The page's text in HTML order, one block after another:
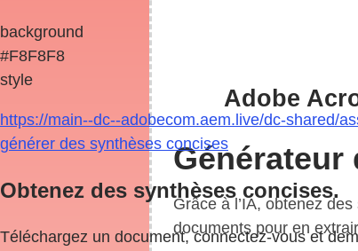
Adobe
Générateur
Grâce à l’IA, obtenez
documents pour en
background
#F8F8F8
style
https://main--dc--adobecom.aem.live/dc-shared/
générer des synthèses concises
Obtenez des synthèses concises.
Téléchargez un document, connectez-vous et